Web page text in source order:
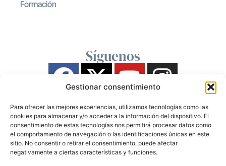
Gestionar consentimiento
Para ofrecer las mejores experiencias, utilizamos tecnologías como las
cookies para almacenar y/o acceder a la información del dispositivo. El
consentimiento de estas tecnologías nos permitirá procesar datos como
el comportamiento de navegación o las identificaciones únicas en este
sitio. No consentir o retirar el consentimiento, puede afectar
negativamente a ciertas características y funciones.
Formación
Síguenos